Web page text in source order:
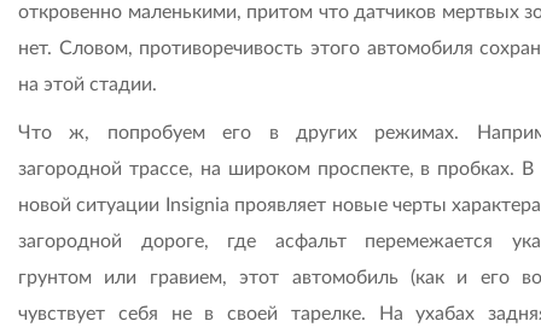
откровенно маленькими, притом что датчиков мертвых
нет. Словом, противоречивость этого автомобиля
на этой стадии.
Что ж, попробуем его в других режимах.
загородной трассе, на широком проспекте, в пробках.
новой ситуации Insignia проявляет новые черты
загородной дороге, где асфальт перемежается
грунтом или гравием, этот автомобиль (как и его
чувствует себя не в своей тарелке. На ухабах